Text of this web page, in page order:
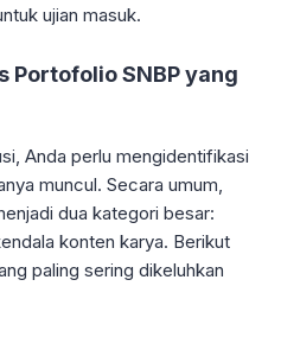
ujian masuk.
Portofolio SNBP yang
Anda perlu mengidentifikasi
muncul. Secara umum,
dua kategori besar:
konten karya. Berikut
paling sering dikeluhkan